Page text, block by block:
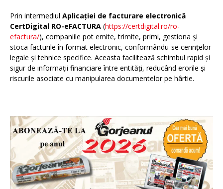
Prin intermediul Aplicației de facturare electronică
CertDigital RO-eFACTURA (https://certdigital.ro/ro-
efactura/), companiile pot emite, trimite, primi, gestiona și
stoca facturile în format electronic, conformându-se cerințelor
legale și tehnice specifice. Aceasta facilitează schimbul rapid și
sigur de informații financiare între entități, reducând erorile și
riscurile asociate cu manipularea documentelor pe hârtie.